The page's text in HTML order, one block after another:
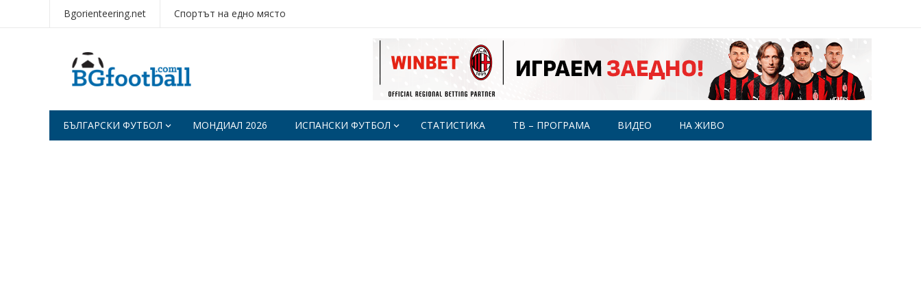
Bgorienteering.net Спортът на едно място
БЪЛГАРСКИ ФУТБОЛ МОНДИАЛ 2026 ИСПАНСКИ ФУТБОЛ СТАТИСТИКА ТВ – ПРОГРАМА ВИДЕО НА ЖИВО